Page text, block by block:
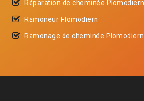
Réparation de cheminée Plomodiern
Ramoneur Plomodiern
Ramonage de cheminée Plomodiern